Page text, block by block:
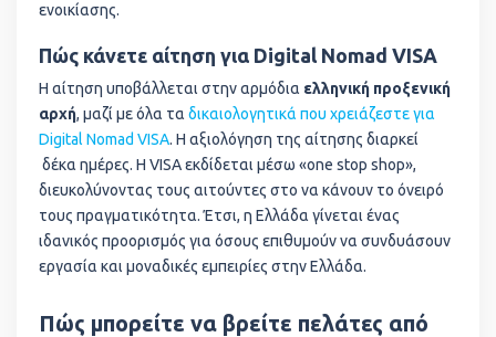
ενοικίασης.
Πώς κάνετε αίτηση για Digital Nomad VISA
Η αίτηση υποβάλλεται στην αρμόδια ελληνική προξενική
αρχή, μαζί με όλα τα δικαιολογητικά που χρειάζεστε για
Digital Nomad VISA. Η αξιολόγηση της αίτησης διαρκεί
δέκα ημέρες. Η VISA εκδίδεται μέσω «one stop shop»,
διευκολύνοντας τους αιτούντες στο να κάνουν το όνειρό
τους πραγματικότητα. Έτσι, η Ελλάδα γίνεται ένας
ιδανικός προορισμός για όσους επιθυμούν να συνδυάσουν
εργασία και μοναδικές εμπειρίες στην Ελλάδα.
Πώς μπορείτε να βρείτε πελάτες από